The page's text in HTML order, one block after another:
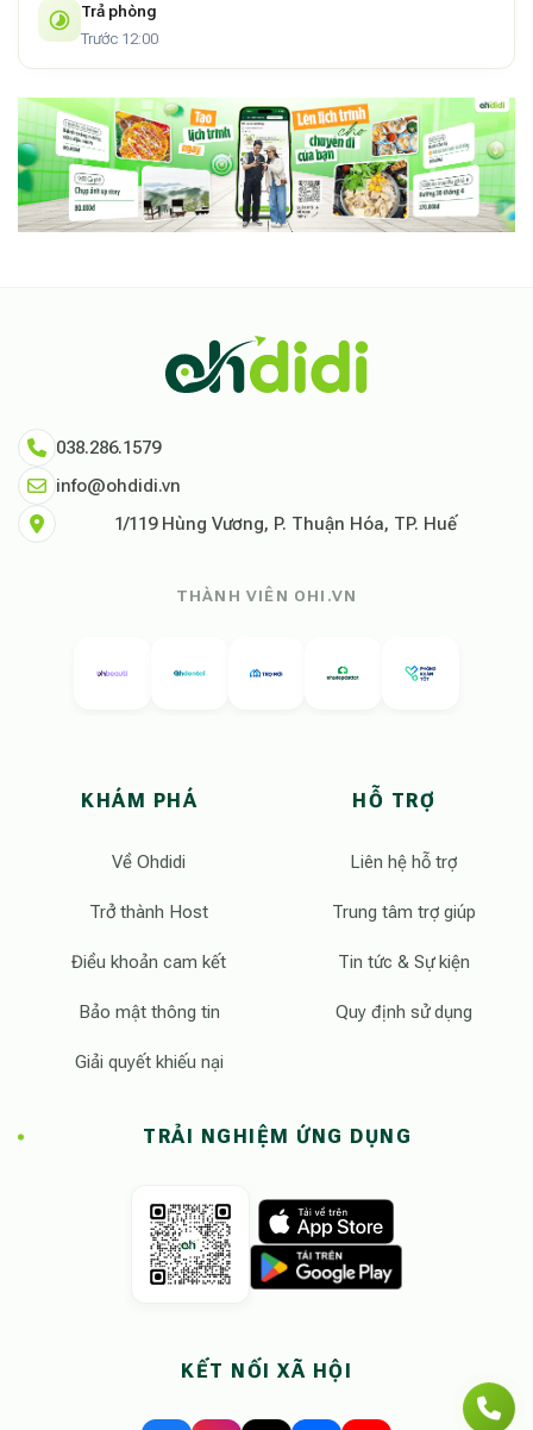
Trả phòng
Trước 12:00
038.286.1579
info@ohdidi.vn
1/119 Hùng Vương, P. Thuận Hóa, TP. Huế
THÀNH VIÊN OHI.VN
KHÁM PHÁ
Về Ohdidi
Trở thành Host
Điều khoản cam kết
Bảo mật thông tin
Giải quyết khiếu nại
HỖ TRỢ
Liên hệ hỗ trợ
Trung tâm trợ giúp
Tin tức & Sự kiện
Quy định sử dụng
TRẢI NGHIỆM ỨNG DỤNG
KẾT NỐI XÃ HỘI